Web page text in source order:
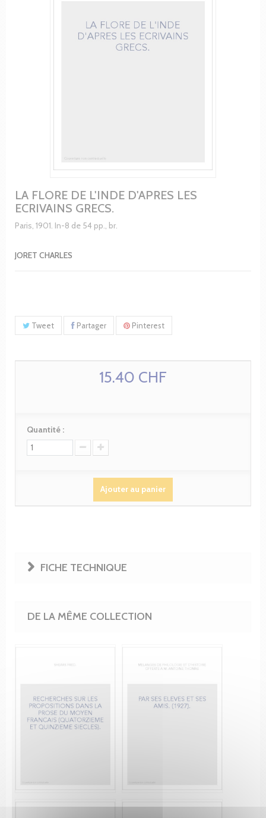
LA FLORE DE L'INDE D'APRES LES
ECRIVAINS GRECS.
Paris, 1901. In-8 de 54 pp., br.
JORET CHARLES
Tweet Partager Pinterest
15.40 CHF
Quantité :
Ajouter au panier
FICHE TECHNIQUE
DE LA MÊME COLLECTION